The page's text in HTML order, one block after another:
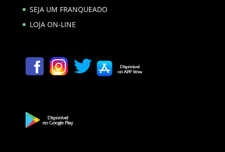
SEJA UM FRANQUEADO
LOJA ON-LINE